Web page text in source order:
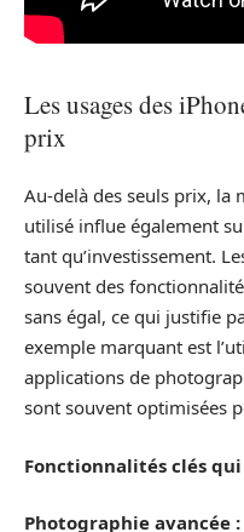
Les usages des
prix
Au-delà des seuls prix, la
utilisé influe également
tant qu’investissement.
souvent des
sans égal, ce qui justifie
exemple marquant est
applications de
sont souvent optimisées
Fonctionnalités clés
Photographie avancée :